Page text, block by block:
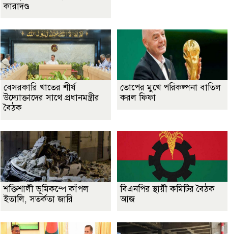
কারাদণ্ড
বেসরকারি খাতের শীর্ষ
উদ্যোক্তাদের সাথে প্রধানমন্ত্রীর
বৈঠক
তোপের মুখে পরিকল্পনা বাতিল
করল ফিফা
শক্তিশালী ভূমিকম্পে কাঁপল
ইতালি, সতর্কতা জারি
বিএনপির স্থায়ী কমিটির বৈঠক
আজ